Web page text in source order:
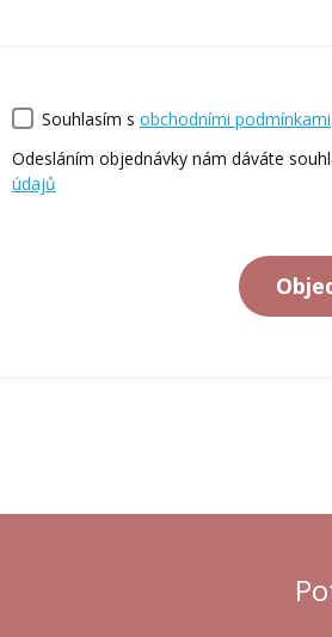
Souhlasím s obchodními podmínkami
Odesláním objednávky nám dáváte
údajů